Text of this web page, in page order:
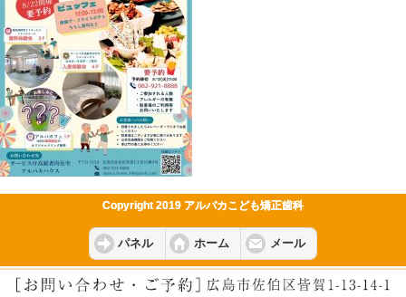
Copyright 2019 アルパカこども矯正歯科
パネル ホーム メール